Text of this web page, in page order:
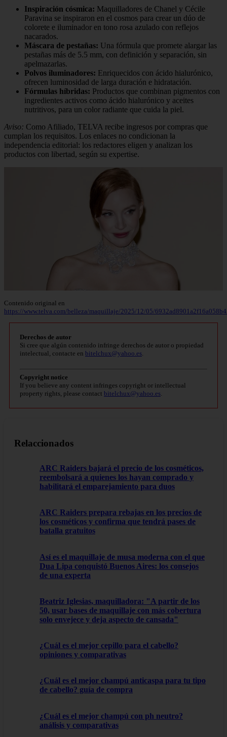
Inspiración cósmica: Maquilladores de Chanel y Cécile
Paravina se inspiraron en el cosmos para crear un dúo de
colorete e iluminador en tono rosa azulado con reflejos
nacarados.
Máscara de pestañas: Una fórmula que promete alargar las
pestañas más de 5.5 mm, con definición y separación, sin
apelmazarlas.
Polvos iluminadores: Enriquecidos con ácido hialurónico,
ofrecen luminosidad de larga duración e hidratación.
Fórmulas híbridas: Productos que combinan pigmentos con
ingredientes activos como ácido hialurónico y aceites
nutritivos, para un color radiante que cuida la piel.
Aviso: Como Afiliado, TELVA recibe ingresos por compras que
cumplan los requisitos. Los enlaces no condicionan la
independencia editorial: los redactores eligen y analizan los
productos con libertad, según su expertise.
Contenido original en
https://www.telva.com/belleza/maquillaje/2025/12/05/
Derechos de autor
Si cree que algún contenido infringe derechos de autor o propiedad
intelectual, contacte en bitelchux@yahoo.es
Copyright notice
If you believe any content infringes copyright or intellectual
property rights, please contact bitelchux@yahoo.es
Relaccionados
ARC Raiders bajará el precio de los cosméticos,
reembolsará a quienes los hayan comprado y
habilitará el emparejamiento para duos
ARC Raiders prepara rebajas en los precios de
los cosméticos y confirma que tendrá pases de
batalla gratuitos
Así es el maquillaje de musa moderna con el que
Dua Lipa conquistó Buenos Aires: los consejos
de una experta
Beatriz Iglesias, maquilladora: "A partir de los
50, usar bases de maquillaje con más cobertura
solo envejece y deja aspecto de cansada"
¿Cuál es el mejor cepillo para el cabello?
opiniones y comparativas
¿Cuál es el mejor champú anticaspa para tu tipo
de cabello? guía de compra
¿Cuál es el mejor champú con ph neutro?
análisis y comparativas